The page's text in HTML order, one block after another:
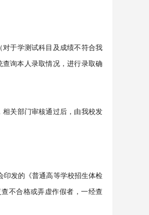
于学测试科目及成绩不符合我
询本人录取情况，进行录取确
关部门审核通过后，由我校发
印发的《普通高等学校招生体检
不合格或弄虚作假者，一经查